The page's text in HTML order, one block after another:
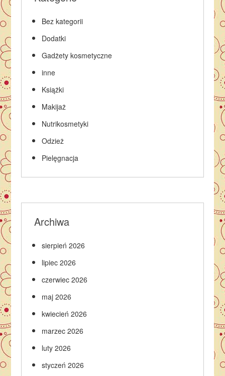
Bez kategorii
Dodatki
Gadżety kosmetyczne
inne
Książki
Makijaż
Nutrikosmetyki
Odzież
Pielęgnacja
Archiwa
sierpień 2026
lipiec 2026
czerwiec 2026
maj 2026
kwiecień 2026
marzec 2026
luty 2026
styczeń 2026